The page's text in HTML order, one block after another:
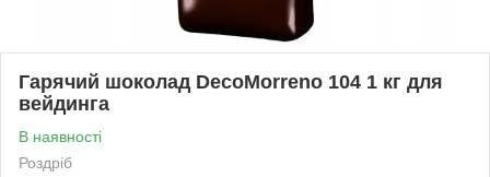
Гарячий шоколад DecoMorreno 104 1 кг для
вейдинга
В наявності
Роздріб